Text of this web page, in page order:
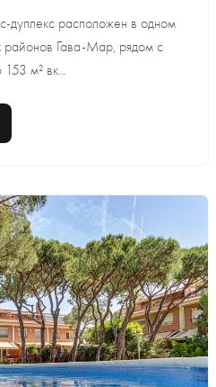
дуплекс расположен в одном
районов Гава-Мар, рядом с
м² вк...